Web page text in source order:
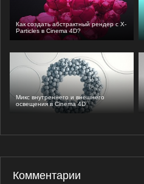
Как создать абстрактный рендер с X-
Particles в Cinema 4D?
Микс внутреннего и внешнего
освещения в Cinema 4D
Комментарии